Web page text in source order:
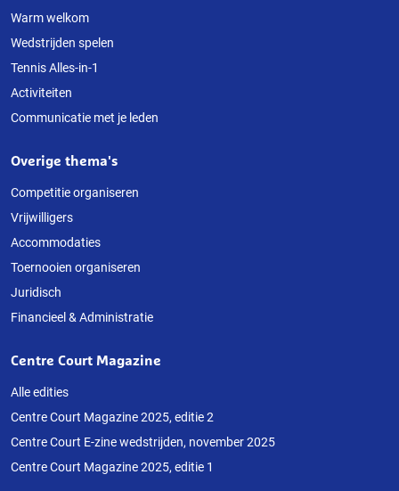
Warm welkom
Wedstrijden spelen
Tennis Alles-in-1
Activiteiten
Communicatie met je leden
Overige thema's
Competitie organiseren
Vrijwilligers
Accommodaties
Toernooien organiseren
Juridisch
Financieel & Administratie
Centre Court Magazine
Alle edities
Centre Court Magazine 2025, editie 2
Centre Court E-zine wedstrijden, november 2025
Centre Court Magazine 2025, editie 1